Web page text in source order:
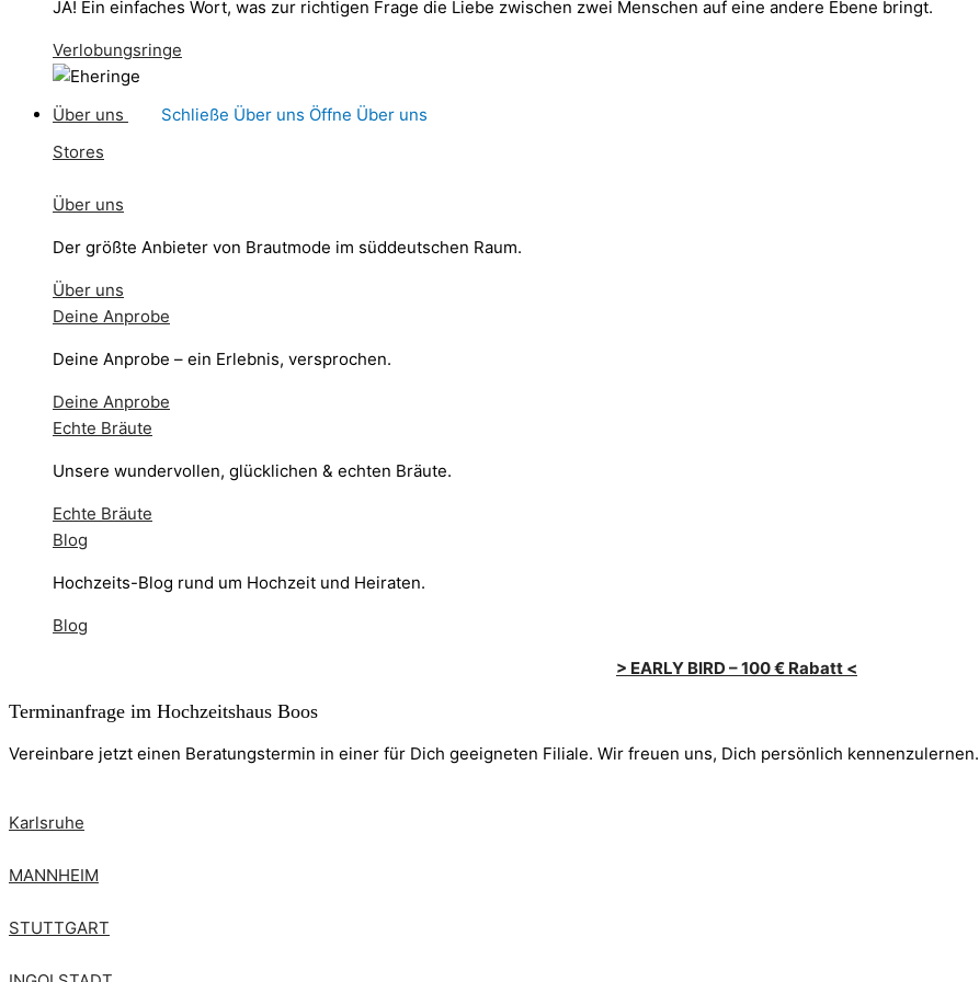
JA! Ein einfaches Wort, was zur richtigen Frage die Liebe zwischen zwei Menschen auf eine andere Ebene bringt.
Verlobungsringe
Über uns Schließe Über uns Öffne Über uns
Stores
Über uns
Der größte Anbieter von Brautmode im süddeutschen Raum.
Über uns
Deine Anprobe
Deine Anprobe – ein Erlebnis, versprochen.
Deine Anprobe
Echte Bräute
Unsere wundervollen, glücklichen & echten Bräute.
Echte Bräute
Blog
Hochzeits-Blog rund um Hochzeit und Heiraten.
Blog
> EARLY BIRD – 100 € Rabatt <
Terminanfrage im Hochzeitshaus Boos
Vereinbare jetzt einen Beratungstermin in einer für Dich geeigneten Filiale. Wir freuen uns, Dich persönlich kennenzulernen.
Karlsruhe
MANNHEIM
STUTTGART